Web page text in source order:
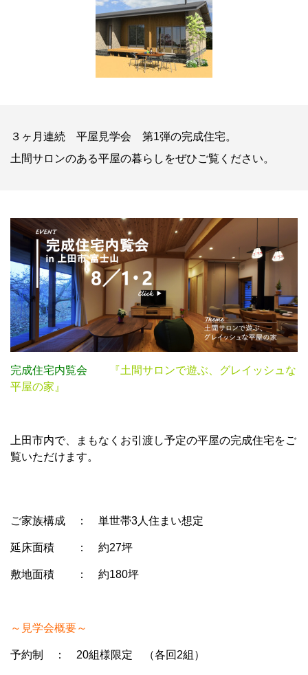
３ヶ月連続 平屋見学会 第1弾の完成住宅。
土間サロンのある平屋の暮らしをぜひご覧ください。
完成住宅内覧会
『土間サロンで遊ぶ、グレイッシュな
平屋の家』
上田市内で、まもなくお引渡し予定の平屋の完成住宅をご
覧いただけます。
ご家族構成 ： 単世帯3人住まい想定
延床面積 ： 約27坪
敷地面積 ： 約180坪
～見学会概要～
予約制 ： 20組様限定 （各回2組）